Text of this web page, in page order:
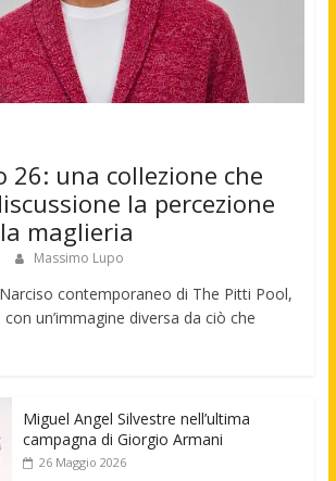
26: una collezione che
la percezione
maglieria
Massimo Lupo
contemporaneo di The Pitti Pool,
un’immagine diversa da ciò che
Miguel Angel Silvestre nell’ultima
campagna di Giorgio Armani
26 Maggio 2026